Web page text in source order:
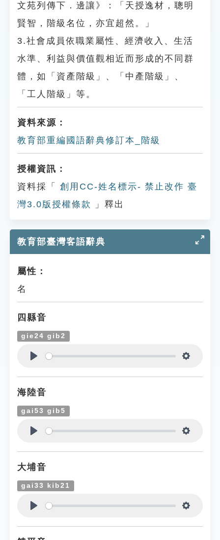
文苑列傳下．邊讓》：「天授逸材，聰明
賢智，階級名位，亦宜超然。」
3.社會成員依職業屬性、經濟收入、生活
水準、利益與價值觀相近而形成的不同群
體，如「資產階級」、「中產階級」、
「工人階級」等。
資料來源：
教育部重編國語辭典修訂本_階級
授權資訊：
資料採「
創用CC-姓名標示- 禁止改作 臺
灣3.0版授權條款
」釋出
教育部臺灣客語辭典
屬性：
名
四縣音
gie24 gib2
海陸音
gai53 gib5
大埔音
gai33 kib21